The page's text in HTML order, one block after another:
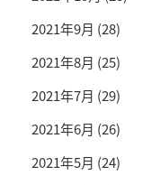
2021年9月 (28)
2021年8月 (25)
2021年7月 (29)
2021年6月 (26)
2021年5月 (24)